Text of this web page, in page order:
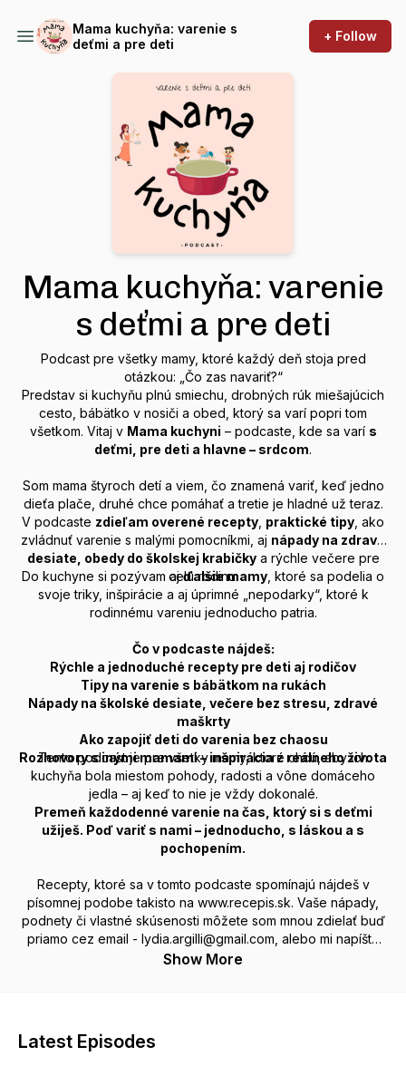
Mama kuchyňa: varenie s
deťmi a pre deti
+ Follow
Mama kuchyňa: varenie
s deťmi a pre deti
Podcast pre všetky mamy, ktoré každý deň stoja pred
otázkou: „Čo zas navariť?“
Predstav si kuchyňu plnú smiechu, drobných rúk miešajúcich
cesto, bábätko v nosiči a obed, ktorý sa varí popri tom
všetkom. Vitaj v Mama kuchyni – podcaste, kde sa varí s
deťmi, pre deti a hlavne – srdcom.
Som mama štyroch detí a viem, čo znamená variť, keď jedno
dieťa plače, druhé chce pomáhať a tretie je hladné už teraz.
V podcaste zdieľam overené recepty praktické tipy , ako
zvládnuť varenie s malými pomocníkmi, aj nápady na zdravé
desiate, obedy do školskej krabičkya rýchle večere pre
celú rodinu.
Do kuchyne si pozývam ajďalšie mamy , ktoré sa podelia o
svoje triky, inšpirácie a aj úprimné „nepodarky“, ktoré k
rodinnému vareniu jednoducho patria.
Čo v podcaste nájdeš:
Rýchle a jednoduché recepty pre deti aj rodičov
Tipy na varenie s bábätkom na rukách
Nápady na školské desiate, večere bez stresu, zdravé
maškrty
Ako zapojiť deti do varenia bez chaosu
Rozhovory s inými mamami – inšpirácia z reálneho života
Tento podcast je pre všetky mamy, ktoré chcú, aby ich
kuchyňa bola miestom pohody, radosti a vône domáceho
jedla – aj keď to nie je vždy dokonalé.
Premeň každodenné varenie na čas, ktorý si s deťmi
užiješ. Poď variť s nami – jednoducho, s láskou a s
pochopením.
Recepty, ktoré sa v tomto podcaste spomínajú nájdeš v
písomnej podobe takisto na www.recepis.sk. Vaše nápady,
podnety či vlastné skúsenosti môžete som mnou zdielať buď
priamo cez email - lydia.argilli@gmail.com, alebo mi napíšte
(20+) Facebookuž teraz sa teším na vaše
Show More
Latest Episodes